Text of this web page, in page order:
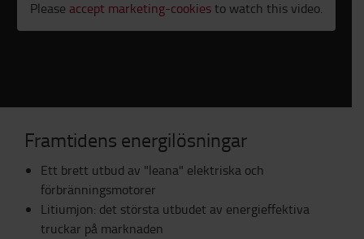
Please accept marketing-cookiesto watch this video.
Framtidens energilösningar
Ett brett utbud av "leana" elektriska och
förbränningsmotorer
Litiumjon: det största utbudet av energieffektiva
truckar på marknaden